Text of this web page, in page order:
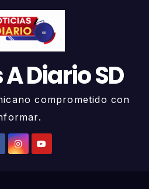
Diario SD
comprometido con